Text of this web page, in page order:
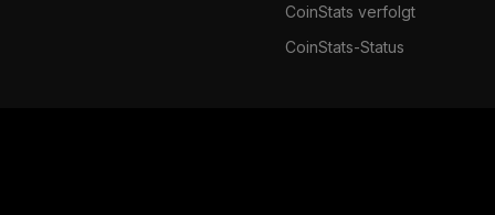
CoinStats verfolgt
CoinStats-Status